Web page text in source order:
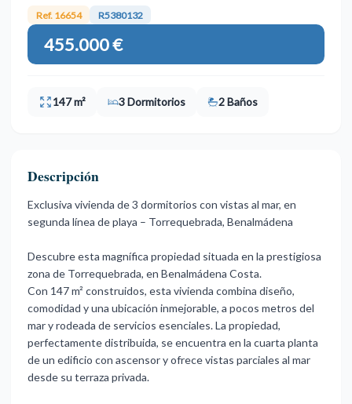
Ref. 16654 R5380132
455.000 €
147 m² 3 Dormitorios 2 Baños
Descripción
Exclusiva vivienda de 3 dormitorios con vistas al mar, en
segunda línea de playa – Torrequebrada, Benalmádena
Descubre esta magnífica propiedad situada en la prestigiosa
zona de Torrequebrada, en Benalmádena Costa.
Con 147 m² construidos, esta vivienda combina diseño,
comodidad y una ubicación inmejorable, a pocos metros del
mar y rodeada de servicios esenciales. La propiedad,
perfectamente distribuida, se encuentra en la cuarta planta
de un edificio con ascensor y ofrece vistas parciales al mar
desde su terraza privada.